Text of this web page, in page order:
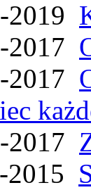
2019
2017
2017
2017
2015